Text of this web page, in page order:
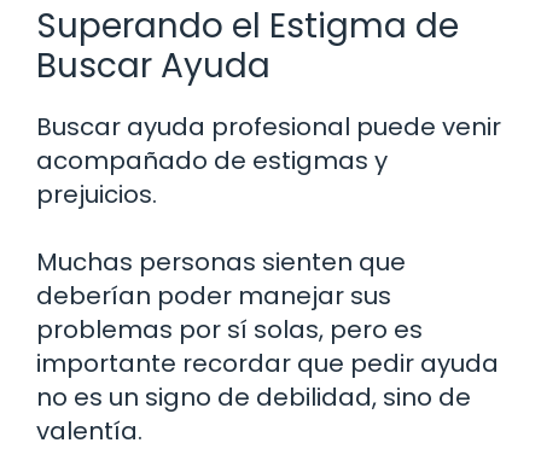
Superando el Estigma de
Buscar Ayuda
Buscar ayuda profesional puede venir
acompañado de estigmas y
prejuicios.
Muchas personas sienten que
deberían poder manejar sus
problemas por sí solas, pero es
importante recordar que pedir ayuda
no es un signo de debilidad, sino de
valentía.